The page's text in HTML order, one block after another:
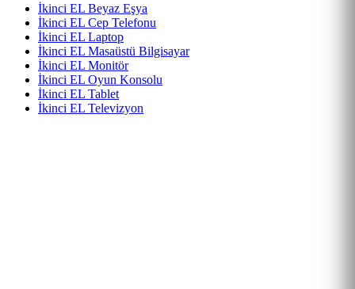
İkinci EL Beyaz Eşya
İkinci EL Cep Telefonu
İkinci EL Laptop
İkinci EL Masaüstü Bilgisayar
İkinci EL Monitör
İkinci EL Oyun Konsolu
İkinci EL Tablet
İkinci EL Televizyon